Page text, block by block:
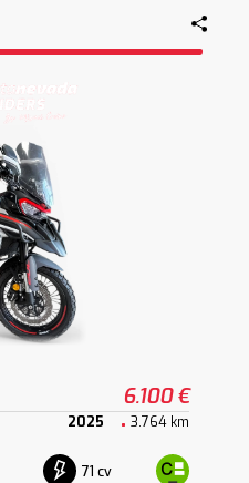
6.100 €
2025 3.764 km
71 cv